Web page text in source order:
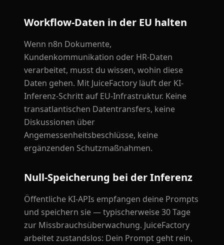
Workflow-Daten in der EU halten
Wenn n8n Dokumente,
Kundenkommunikation oder HR-Daten
verarbeitet, musst du wissen, wohin diese
Daten gehen. Mit JuiceFactory läuft der KI-
Inferenz-Schritt auf EU-Infrastruktur. Keine
transatlantischen Datentransfers, keine
Diskussionen über
Angemessenheitsbeschlüsse, keine
ergänzenden Schutzmaßnahmen.
Null-Speicherung bei der Inferenz
Öffentliche KI-APIs empfangen deine Prompts
und speichern sie — typischerweise 30 Tage
zur Missbrauchsüberwachung. JuiceFactory
arbeitet zustandslos: Dein Prompt geht rein,